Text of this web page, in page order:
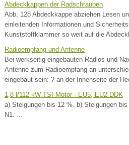
Abdeckkappen der Radschrauben
Abb. 128 Abdeckkappe abziehen Lesen
einleitenden Informationen und
Kunststoffklammer so weit auf die
Radioempfang und Antenne
Bei werkseitig eingebauten Radios und
Antenne zum Radioempfang an
eingebaut sein: ? an der Innenseite der
1,8 l/112 kW TSI Motor - EU5, EU2 DDK
a) Steigungen bis 12 %. b) Steigungen
N1. ...